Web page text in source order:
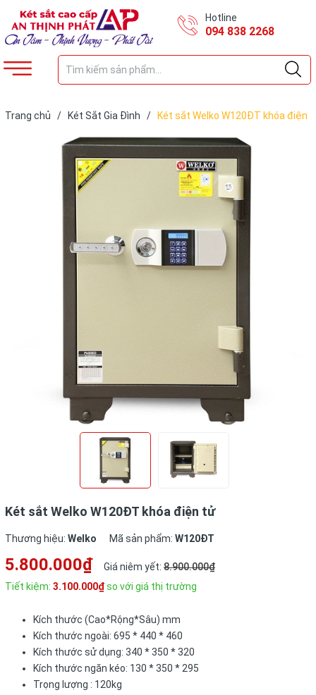
Hotline
094 838 2268
Trang chủ / Két Sắt Gia Đình /
Két sắt Welko W120ĐT khóa điện
Két sắt Welko W120ĐT khóa điện tử
Thương hiệu: Welko Mã sản phẩm: W120ĐT
5.800.000₫ Giá niêm yết: 8.900.000₫
Tiết kiệm: 3.100.000₫so với giá thị trường
Kích thước (Cao*Rộng*Sâu) mm
Kích thước ngoài: 695 * 440 * 460
Kích thước sử dụng: 340 * 350 * 320
Kích thước ngăn kéo: 130 * 350 * 295
Trọng lượng : 120kg